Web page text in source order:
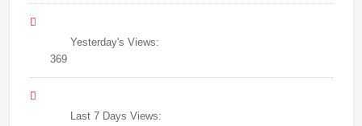
Yesterday's Views:
369
Last 7 Days Views: